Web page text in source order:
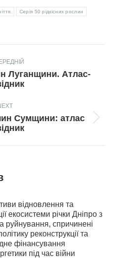
Серія 50 рідкісних рослин
Попередній
пост:
Луганщини. Атлас-
Next
post:
Сумщини: атлас
відновлення та
екосистеми річки Дніпро з
руйнування, спричинені
реконструкції та
фінансування
під час війни